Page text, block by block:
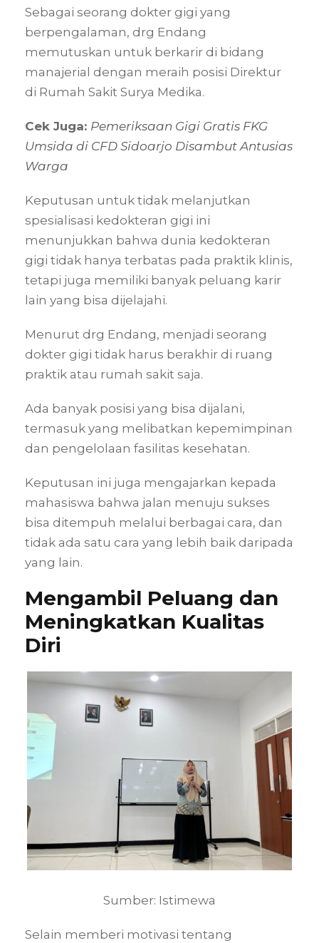
Sebagai seorang dokter gigi yang
berpengalaman, drg Endang
memutuskan untuk berkarir di bidang
manajerial dengan meraih posisi Direktur
di Rumah Sakit Surya Medika.
Cek Juga: Pemeriksaan Gigi Gratis FKG
Umsida di CFD Sidoarjo Disambut Antusias
Warga
Keputusan untuk tidak melanjutkan
spesialisasi kedokteran gigi ini
menunjukkan bahwa dunia kedokteran
gigi tidak hanya terbatas pada praktik klinis,
tetapi juga memiliki banyak peluang karir
lain yang bisa dijelajahi.
Menurut drg Endang, menjadi seorang
dokter gigi tidak harus berakhir di ruang
praktik atau rumah sakit saja.
Ada banyak posisi yang bisa dijalani,
termasuk yang melibatkan kepemimpinan
dan pengelolaan fasilitas kesehatan.
Keputusan ini juga mengajarkan kepada
mahasiswa bahwa jalan menuju sukses
bisa ditempuh melalui berbagai cara, dan
tidak ada satu cara yang lebih baik daripada
yang lain.
Mengambil Peluang dan
Meningkatkan Kualitas
Diri
Sumber: Istimewa
Selain memberi motivasi tentang